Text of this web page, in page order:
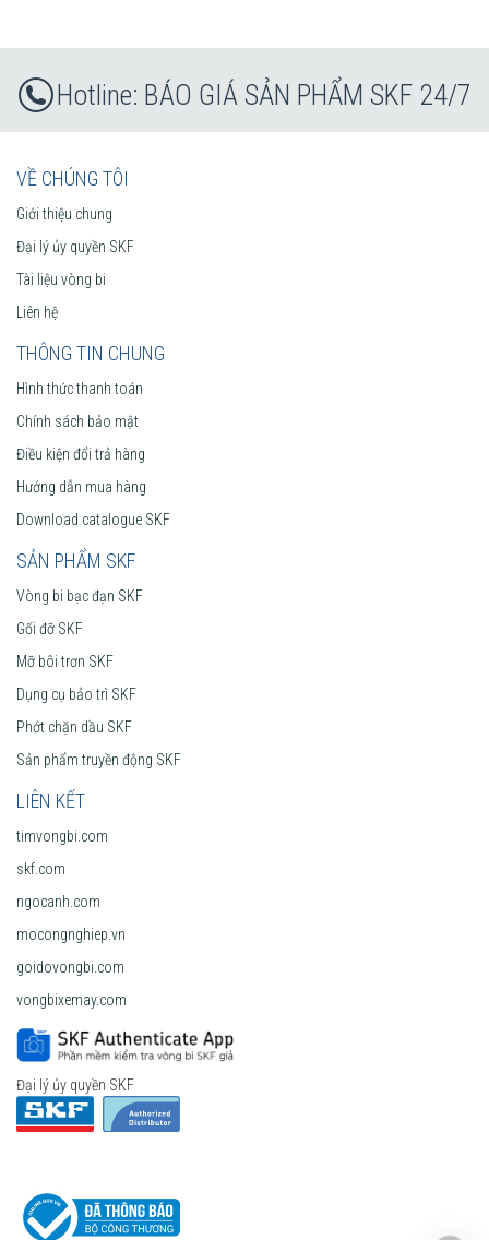
BÁO GIÁ SẢN PHẨM SKF 24/7
VỀ CHÚNG TÔI
Giới thiệu chung
Đại lý ủy quyền SKF
Tài liệu vòng bi
Liên hệ
THÔNG TIN CHUNG
Hình thức thanh toán
Chính sách bảo mật
Điều kiện đổi trả hàng
Hướng dẫn mua hàng
Download catalogue SKF
SẢN PHẨM SKF
Vòng bi bạc đạn SKF
Gối đỡ SKF
Mỡ bôi trơn SKF
Dụng cụ bảo trì SKF
Phớt chặn dầu SKF
Sản phẩm truyền động SKF
LIÊN KẾT
timvongbi.com
skf.com
ngocanh.com
mocongnghiep.vn
goidovongbi.com
vongbixemay.com
Đại lý ủy quyền SKF